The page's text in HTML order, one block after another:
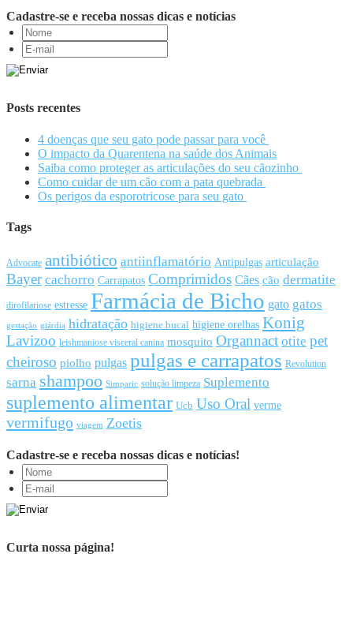
Cadastre-se e receba nossas dicas e notícias
Posts recentes
4 doenças que seu gato pode passar para você
O impacto da Quarentena na saúde dos Animais
Saiba como proteger as articulações do seu cãozinho
Como cuidar de um cão com a pata quebrada
Os perigos da esporotricose para seu gato
Tags
Advocate antibiótico antiinflamatório Antipulgas articulação
Bayer cachorro Carrapatos Comprimidos Cães cão dermatite
dirofilariose estresse Farmácia de Bicho gato gatos
gestação giárdia hidratação higiene bucal higiene orelhas Konig
Lavizoo leishmaniose visceral canina mosquito Organnact otite pet
cheiroso piolho pulgas pulgas e carrapatos Revolution
sarna shampoo Simparic solução limpeza Suplemento
suplemento alimentar Ucb Uso Oral verme
vermifugo viagem Zoetis
Cadastre-se e receba nossas dicas e notícias!
Curta nossa página!